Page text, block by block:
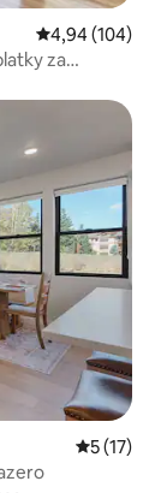
Priemerné
4,94 (104)
za
5 (17)